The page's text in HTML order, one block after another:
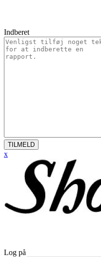
Indberet
TILMELD
x
Log på